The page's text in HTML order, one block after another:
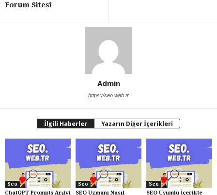
Forum Sitesi
Admin
https://seo.web.tr
İlgili Haberler Yazarın Diğer İçerikleri
Seo
ChatGPT Prompts Arşivi
Seo
SEO Uzmanı Nasıl
Seo
SEO Uyumlu İçerikte